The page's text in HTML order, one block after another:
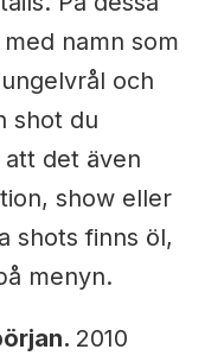
namn som
och
shot du
det även
show eller
shots finns öl,
menyn.
2010